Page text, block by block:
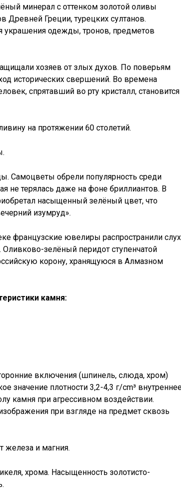
минерал с оттенком золотой оливы
Древней Греции, турецких султанов.
украшения одежды, тронов, предметов
хозяев от злых духов. По поверьям
исторических свершений. Во времена
спрятавший во рту кристалл, становится
на протяжении 60 столетий.
Самоцветы обрели популярность среди
не терялась даже на фоне бриллиантов. В
насыщенный зелёный цвет, что
изумруд».
французские ювелиры распространили слух
зелёный перидот ступенчатой
корону, хранящуюся в Алмазном
камня:
включения (шпинель, слюда, хром)
значение плотности 3,2-4,3 г/cm³
камня при агрессивном воздействии.
при взгляде на предмет сквозь
железа и магния.
хрома. Насыщенность золотисто-